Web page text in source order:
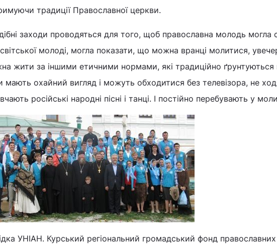
традиції Православної церкви.
заходи проводяться для того, щоб православна молодь могла
молоді, могла показати, що можна вранці молитися,
жити за іншими етичними нормами, які традиційно ґрунтуються
мають охайний вигляд і можуть обходитися без телевізора, не
російські народні пісні і танці. І постійно перебувають у
УНІАН. Курський регіональний громадський фонд